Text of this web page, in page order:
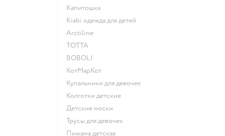
Капитошка
Kiabi одежда для детей
Arctiline
ТОТТА
BOBOLI
КотМарКот
Купальники для девочек
Колготки детские
Детские носки
Трусы для девочек
Пижама детская